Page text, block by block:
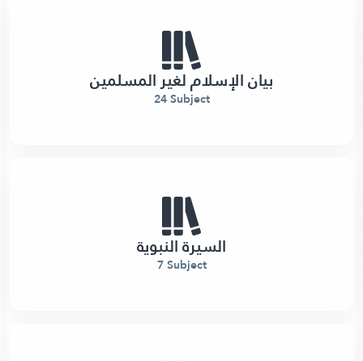
بيان الإسلام لغير المسلمين
24 Subject
السيرة النبوية
7 Subject